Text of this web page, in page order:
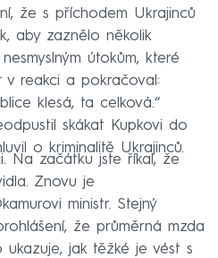
že s příchodem Ukrajinců
aby zaznělo několik
útokům, které
v reakci a pokračoval:
klesá, ta celková.“
skákat Kupkovi do
o kriminalitě Ukrajinců.
Na začátku jste říkal, že
Znovu je
ministr. Stejný
že průměrná mzda
ukazuje, jak těžké je vést s